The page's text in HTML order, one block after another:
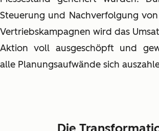
Steuerung und Nachverfolgung
Vertriebskampagnen wird das
Aktion voll ausgeschöpft und
alle Planungsaufwände sich